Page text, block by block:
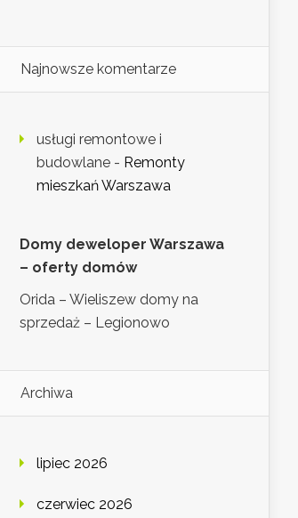
Najnowsze komentarze
usługi remontowe i
budowlane - Remonty
mieszkań Warszawa
Domy deweloper Warszawa
– oferty domów
Orida – Wieliszew domy na
sprzedaż – Legionowo
Archiwa
lipiec 2026
czerwiec 2026